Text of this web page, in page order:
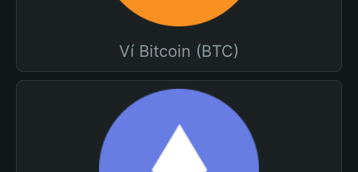
Ví Bitcoin (BTC)